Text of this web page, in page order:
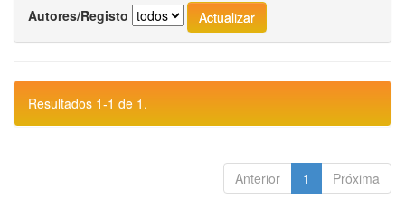
Autores/Registo
Resultados 1-1 de 1.
Anterior 1 Próxima